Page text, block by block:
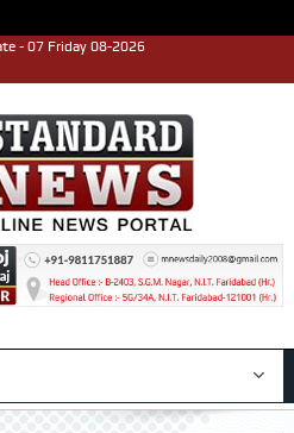
- 07 Friday 08-2026